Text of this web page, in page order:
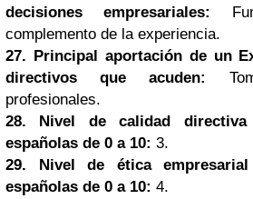
decisiones empresariales:
complemento de la experiencia.
27. Principal aportación de un
directivos que acuden:
profesionales.
28. Nivel de calidad
españolas de 0 a 10: 3.
29. Nivel de ética
españolas de 0 a 10: 4.